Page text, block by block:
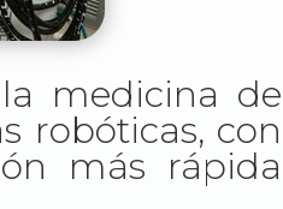
medicina de
robóticas, con
más rápida